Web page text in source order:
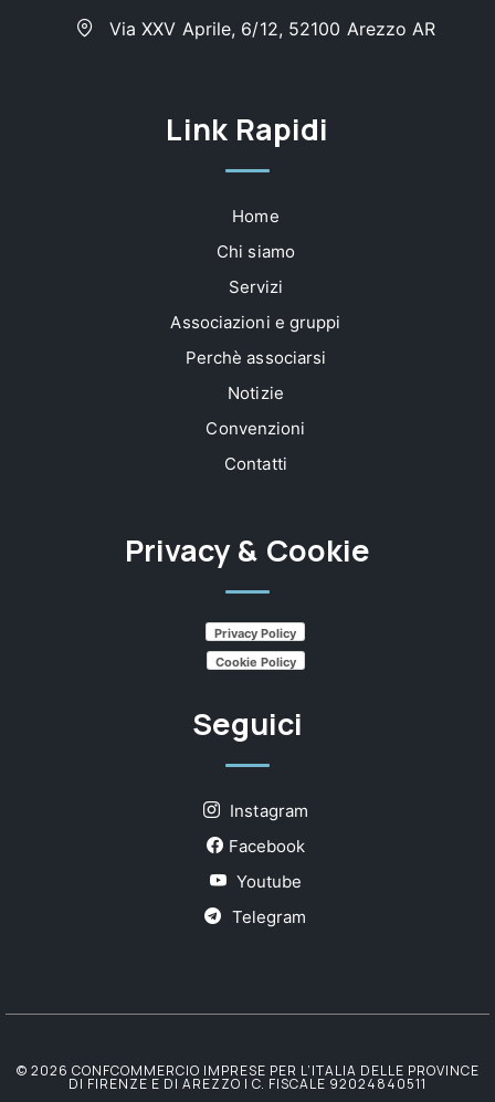
Via XXV Aprile, 6/12, 52100 Arezzo AR
Link Rapidi
Home
Chi siamo
Servizi
Associazioni e gruppi
Perchè associarsi
Notizie
Convenzioni
Contatti
Privacy & Cookie
Privacy Policy
Cookie Policy
Seguici
Instagram
Facebook
Youtube
Telegram
© 2026 CONFCOMMERCIO IMPRESE PER L’ITALIA DELLE PROVINCE
DI FIRENZE E DI AREZZO | C. FISCALE 92024840511